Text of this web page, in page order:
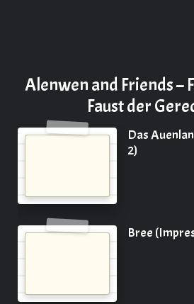
Alenwen and Friends –
Faust der
Das
2)
Bree